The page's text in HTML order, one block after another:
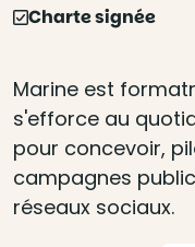
Charte signée
Marine est
s'efforce au
pour concevoir,
campagnes
réseaux sociaux.